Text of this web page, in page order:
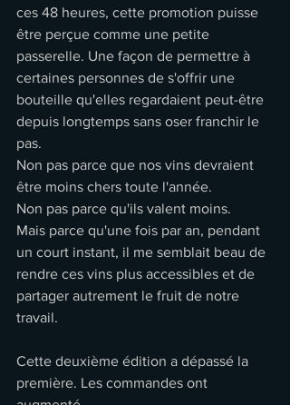
ces 48 heures, cette promotion puisse
être perçue comme une petite
passerelle. Une façon de permettre à
certaines personnes de s'offrir une
bouteille qu'elles regardaient peut-être
depuis longtemps sans oser franchir le
pas.
Non pas parce que nos vins devraient
être moins chers toute l'année.
Non pas parce qu'ils valent moins.
Mais parce qu'une fois par an, pendant
un court instant, il me semblait beau de
rendre ces vins plus accessibles et de
partager autrement le fruit de notre
travail.
Cette deuxième édition a dépassé la
première. Les commandes ont